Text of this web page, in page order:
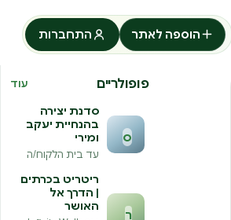
הוספה לאתר התחברות
פופולריים עוד
ס
סדנת יצירה
בהנחיית יעקב
ומירי
עד בית הלקוח/ה
ר
ריטריט בכרתים
| הדרך אל
האושר